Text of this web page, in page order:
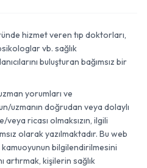
hizmet veren tıp doktorları,
vb. sağlık
buluşturan bağımsız bir
yorumları ve
uzmanın doğrudan veya dolaylı
ricası olmaksızın, ilgili
olarak yazılmaktadır. Bu web
kamuoyunun bilgilendirilmesini
artırmak, kişilerin sağlık